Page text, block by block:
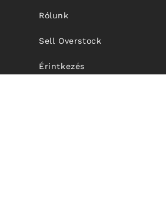
Rólunk
Sell Overstock
Érintkezés